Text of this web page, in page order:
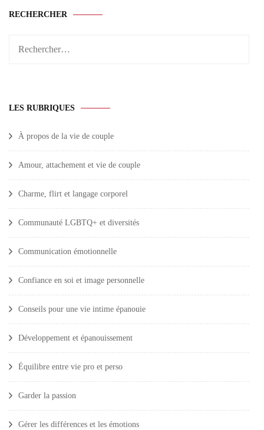
RECHERCHER
Rechercher :
LES RUBRIQUES
À propos de la vie de couple
Amour, attachement et vie de couple
Charme, flirt et langage corporel
Communauté LGBTQ+ et diversités
Communication émotionnelle
Confiance en soi et image personnelle
Conseils pour une vie intime épanouie
Développement et épanouissement
Équilibre entre vie pro et perso
Garder la passion
Gérer les différences et les émotions